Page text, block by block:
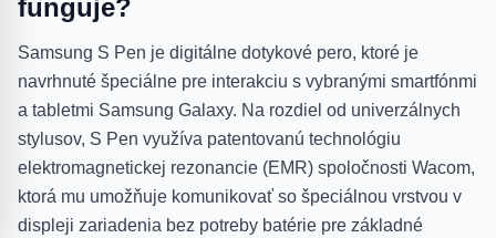
funguje?
Samsung S Pen je digitálne dotykové pero, ktoré je
navrhnuté špeciálne pre interakciu s vybranými smartfónmi
a tabletmi Samsung Galaxy. Na rozdiel od univerzálnych
stylusov, S Pen využíva patentovanú technológiu
elektromagnetickej rezonancie (EMR) spoločnosti Wacom,
ktorá mu umožňuje komunikovať so špeciálnou vrstvou v
displeji zariadenia bez potreby batérie pre základné